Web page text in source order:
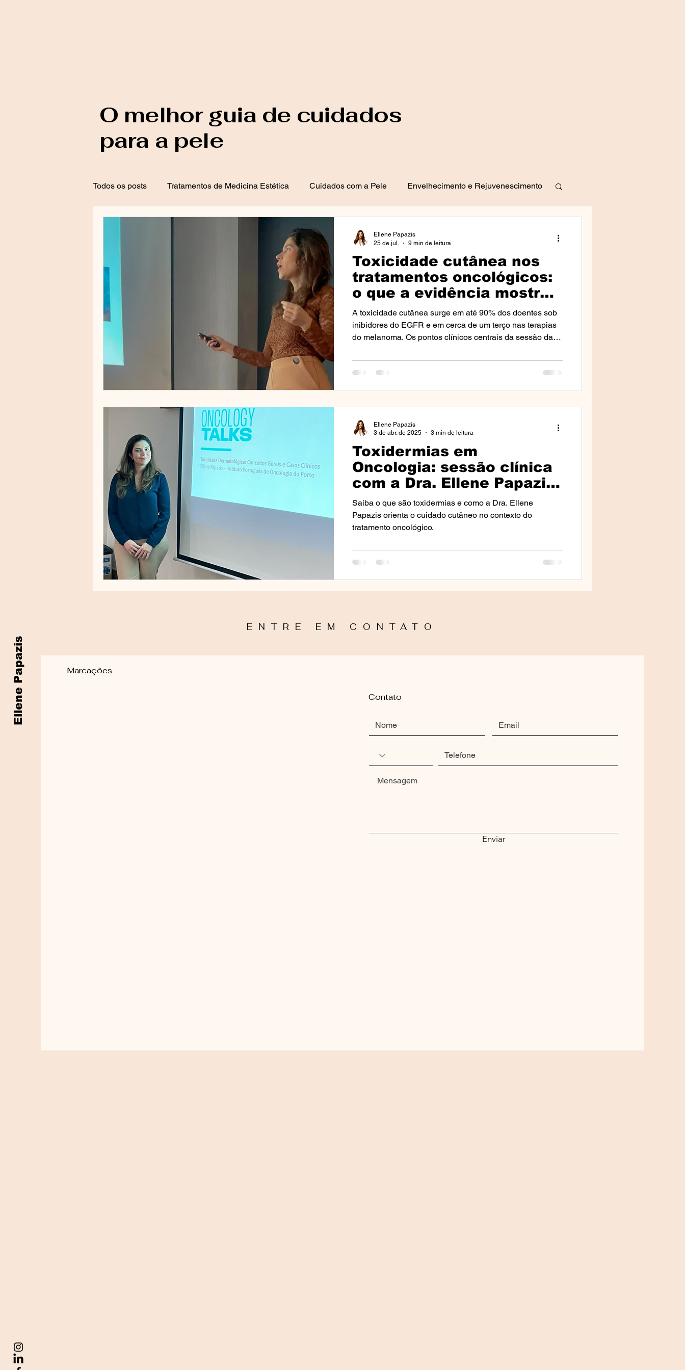
Ellene Papazis
O melhor guia de cuidados
para a pele
Todos os posts Tratamentos de Medicina Estética Cuidados com a Pele Envelhecimento e Rejuvenescimento
Saúde e Bem-Estar
Perguntas Frequentes (FAQs) Notícias e Eventos da Clínica
Câncer Cancro Eventos Aulas e Palestras
PRP (Plasma Rico em Plaquetas) Tricologia Alopercia
Toxicidade cutânea Proteção Solar Fototipos
Toxicidade cutânea nos
tratamentos oncológicos:
o que a evidência mostra
sobre prevenção e manejo
A toxicidade cutânea surge em até 90% dos doentes sob
inibidores do EGFR e em cerca de um terço nas terapias
do melanoma. Os pontos clínicos centrais da sessão da
prevenção, gravidade e tratamento, com referência à
evidência.
Ellene Papazis
25 de jul.
9 min de leitura
Toxidermias em
Oncologia: sessão clínica
com a Dra. Ellene Papazis
no Porto
Saiba o que são toxidermias e como a Dra. Ellene
Papazis orienta o cuidado cutâneo no contexto do
tratamento oncológico.
Ellene Papazis
3 de abr. de 2025
3 min de leitura
ENTRE EM CONTATO
Marcações
Contato
Enviar